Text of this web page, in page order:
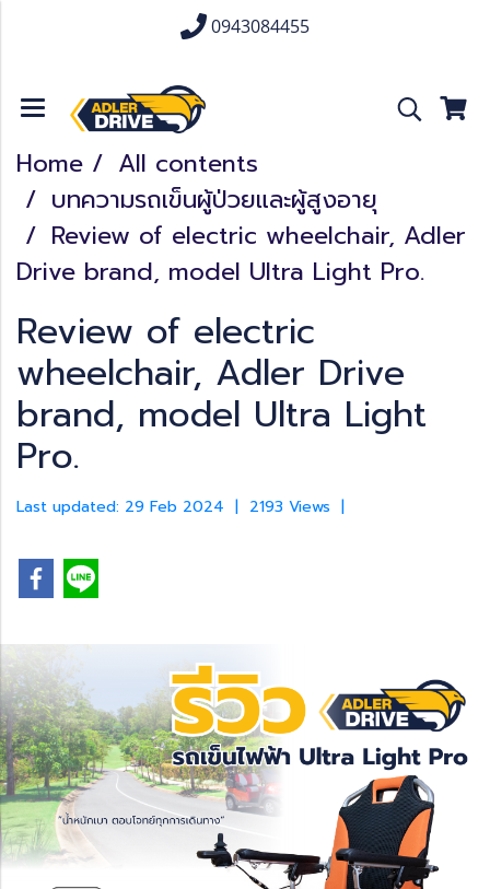
0943084455
Home
All contents
บทความรถเข็นผู้ป่วยและผู้สูงอายุ
Review of electric wheelchair, Adler
Drive brand, model Ultra Light Pro.
Review of electric
wheelchair, Adler Drive
brand, model Ultra Light
Pro.
Last updated: 29 Feb 2024 | 2193 Views |